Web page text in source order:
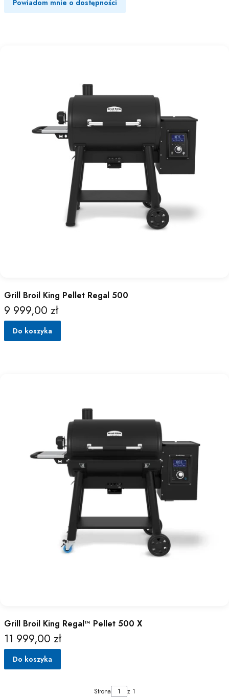
Powiadom mnie o dostępności
Grill Broil King Pellet Regal 500
Cena
9 999,00 zł
Do koszyka
Grill Broil King Regal™ Pellet 500 X
Cena
11 999,00 zł
Do koszyka
Strona z 1